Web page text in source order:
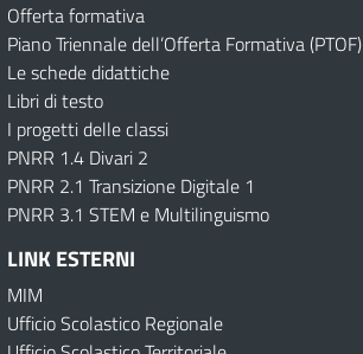
Offerta formativa
Piano Triennale dell’Offerta Formativa (PTOF)
Le schede didattiche
Libri di testo
I progetti delle classi
PNRR 1.4 Divari 2
PNRR 2.1 Transizione Digitale 1
PNRR 3.1 STEM e Multilinguismo
LINK ESTERNI
MIM
Ufficio Scolastico Regionale